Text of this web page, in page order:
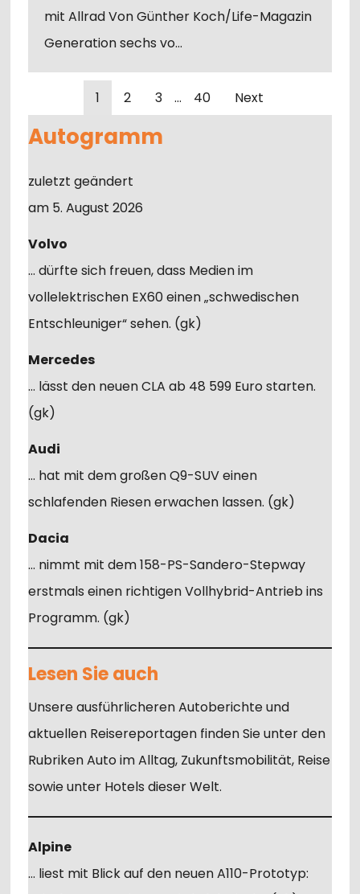
Autogramm
zuletzt geändert
am 5. August 2026
Volvo
… dürfte sich freuen, dass Medien im
vollelektrischen EX60 einen „schwedischen
Entschleuniger“ sehen. (gk)
Mercedes
… lässt den neuen CLA ab 48 599 Euro starten.
(gk)
Audi
… hat mit dem großen Q9-SUV einen
schlafenden Riesen erwachen lassen. (gk)
Dacia
… nimmt mit dem 158-PS-Sandero-Stepway
erstmals einen richtigen Vollhybrid-Antrieb ins
Programm. (gk)
Lesen Sie auch
Unsere ausführlicheren Autoberichte und
aktuellen Reisereportagen finden Sie unter den
Rubriken Auto im Alltag, Zukunftsmobilität, Reise
sowie unter Hotels dieser Welt.
Alpine
… liest mit Blick auf den neuen A110-Prototyp:
mit Allrad Von Günther Koch/Life-Magazin
Generation sechs vo…
1 2 3 … 40 Next